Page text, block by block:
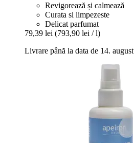
Revigorează și calmează
Curata si limpezeste
Delicat parfumat
79,39 lei (793,90 lei / l)
Livrare până la data de 14. august